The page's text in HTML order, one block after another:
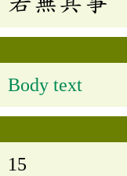
Body text
15